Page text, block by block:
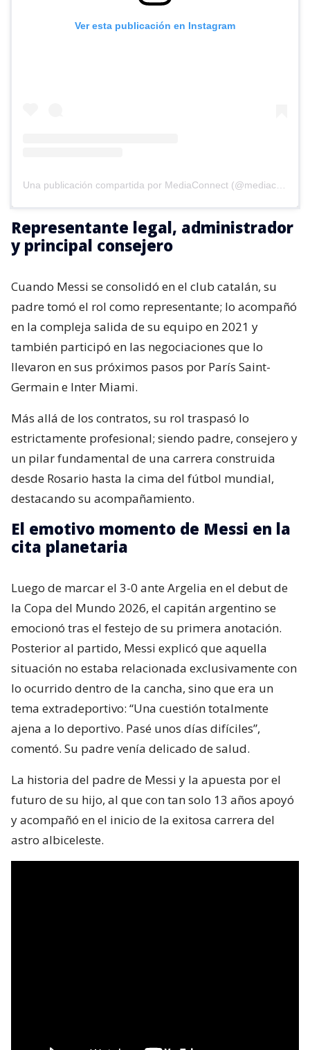
Ver esta publicación en Instagram
Una publicación compartida por MediaConnect (@mediaconnect_ok)
Representante legal, administrador
y principal consejero
Cuando Messi se consolidó en el club catalán, su
padre tomó el rol como representante; lo acompañó
en la compleja salida de su equipo en 2021 y
también participó en las negociaciones que lo
llevaron en sus próximos pasos por París Saint-
Germain e Inter Miami.
Más allá de los contratos, su rol traspasó lo
estrictamente profesional; siendo padre, consejero y
un pilar fundamental de una carrera construida
desde Rosario hasta la cima del fútbol mundial,
destacando su acompañamiento.
El emotivo momento de Messi en la
cita planetaria
Luego de marcar el 3-0 ante Argelia en el debut de
la Copa del Mundo 2026, el capitán argentino se
emocionó tras el festejo de su primera anotación.
Posterior al partido, Messi explicó que aquella
situación no estaba relacionada exclusivamente con
lo ocurrido dentro de la cancha, sino que era un
tema extradeportivo: “Una cuestión totalmente
ajena a lo deportivo. Pasé unos días difíciles”,
comentó. Su padre venía delicado de salud.
La historia del padre de Messi y la apuesta por el
futuro de su hijo, al que con tan solo 13 años apoyó
y acompañó en el inicio de la exitosa carrera del
astro albiceleste.